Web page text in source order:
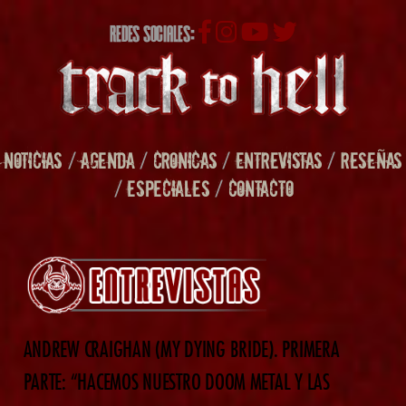
REDES SOCIALES:
NOTICIAS /AGENDA/ CRONICAS/ENTREVISTAS/RESEÑAS
/ESPECIALES/ CONTACTO
ANDREW CRAIGHAN (MY DYING BRIDE). PRIMERA
PARTE: “HACEMOS NUESTRO DOOM METAL Y LAS